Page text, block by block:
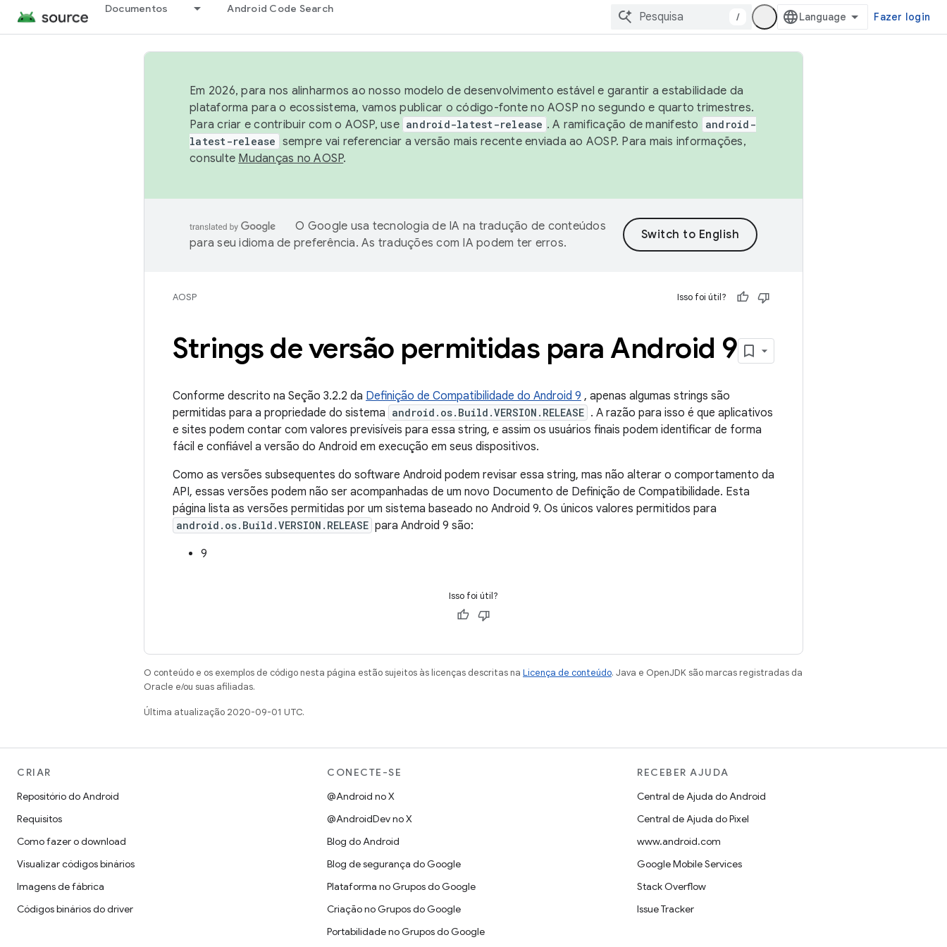
Documentos Android Code Search
/ Fazer login
Em 2026, para nos alinharmos ao nosso modelo de desenvolvimento estável e garantir a estabilidade da
plataforma para o ecossistema, vamos publicar o código-fonte no AOSP no segundo e quarto trimestres.
Para criar e contribuir com o AOSP, use android-latest-release . A ramificação de manifesto
android-
latest-release sempre vai referenciar a versão mais recente enviada ao AOSP. Para mais informações,
consulte Mudanças no AOSP.
O Google usa tecnologia de IA na tradução de conteúdos
para seu idioma de preferência. As traduções com IA podem ter erros.
AOSP Isso foi útil?
Strings de versão permitidas para Android 9
Conforme descrito na Seção 3.2.2 da Definição de Compatibilidade do Android 9 , apenas algumas strings são
permitidas para a propriedade do sistema android.os.Build.VERSION.RELEASE . A razão para isso é que aplicativos
e sites podem contar com valores previsíveis para essa string, e assim os usuários finais podem identificar de forma
fácil e confiável a versão do Android em execução em seus dispositivos.
Como as versões subsequentes do software Android podem revisar essa string, mas não alterar o comportamento da
API, essas versões podem não ser acompanhadas de um novo Documento de Definição de Compatibilidade. Esta
página lista as versões permitidas por um sistema baseado no Android 9. Os únicos valores permitidos para
android.os.Build.VERSION.RELEASE para Android 9 são:
9
Isso foi útil?
O conteúdo e os exemplos de código nesta página estão sujeitos às licenças descritas na Licença de conteúdo. Java e OpenJDK são marcas registradas da
Oracle e/ou suas afiliadas.
Última atualização 2020-09-01 UTC.
CRIAR
Repositório do Android
Requisitos
Como fazer o download
Visualizar códigos binários
Imagens de fábrica
Códigos binários do driver
CONECTE-SE
@Android no X
@AndroidDev no X
Blog do Android
Blog de segurança do Google
Plataforma no Grupos do Google
Criação no Grupos do Google
Portabilidade no Grupos do Google
RECEBER AJUDA
Central de Ajuda do Android
Central de Ajuda do Pixel
www.android.com
Google Mobile Services
Stack Overflow
Issue Tracker